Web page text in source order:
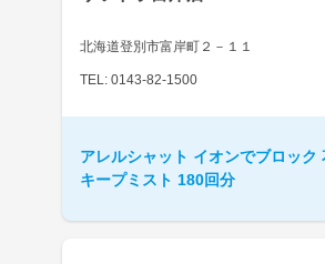
北海道登別市富岸町２－１１
TEL: 0143-82-1500
アレルシャット イオンでブロック
キープミスト 180回分